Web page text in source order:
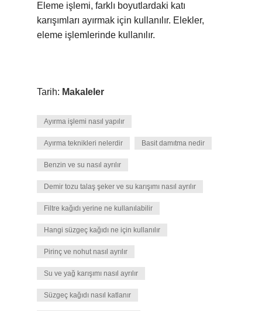
Eleme işlemi, farklı boyutlardaki katı
karışımları ayırmak için kullanılır. Elekler,
eleme işlemlerinde kullanılır.
Tarih: Makaleler
Ayırma işlemi nasıl yapılır
Ayırma teknikleri nelerdir Basit damıtma nedir
Benzin ve su nasıl ayrılır
Demir tozu talaş şeker ve su karışımı nasıl ayrılır
Filtre kağıdı yerine ne kullanılabilir
Hangi süzgeç kağıdı ne için kullanılır
Pirinç ve nohut nasıl ayrılır
Su ve yağ karışımı nasıl ayrılır
Süzgeç kağıdı nasıl katlanır